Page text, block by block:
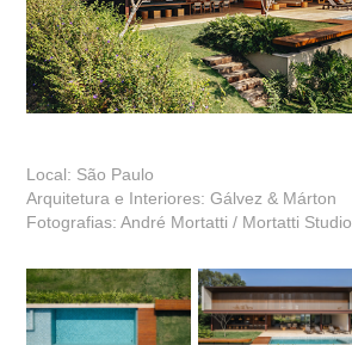
Local: São Paulo
Arquitetura e Interiores: Gálvez & Márton
Fotografias: André Mortatti / Mortatti Studio